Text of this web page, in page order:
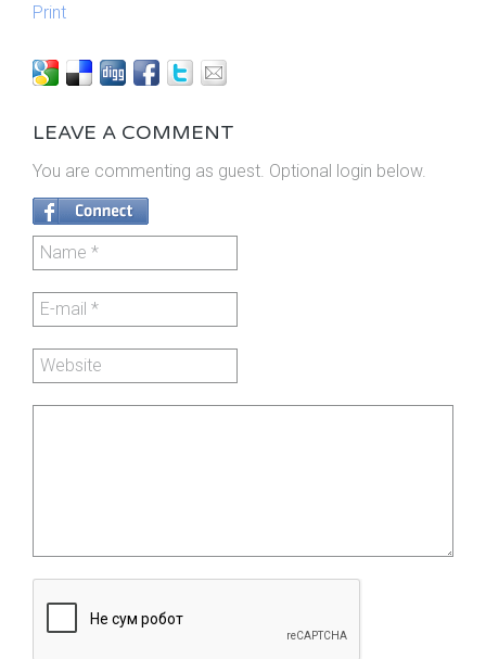
Print
LEAVE A COMMENT
You are commenting as guest. Optional login below.